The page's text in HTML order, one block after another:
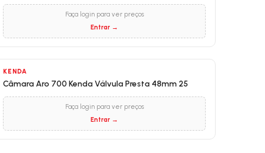
Faça login para ver preços
Entrar →
KENDA
Câmara Aro 700 Kenda Válvula Presta 48mm 25
Faça login para ver preços
Entrar →